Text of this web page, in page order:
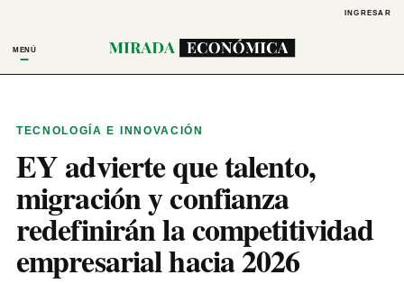
INGRESAR
MENÚ
TECNOLOGÍA E INNOVACIÓN
EY advierte que talento,
migración y confianza
redefinirán la competitividad
empresarial hacia 2026